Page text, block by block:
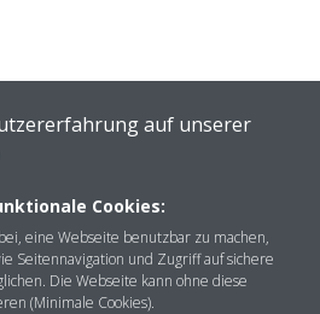
auf unserer
Cookies:
eine Webseite benutzbar zu machen,
Seitennavigation und Zugriff auf sichere
Die Webseite kann ohne diese
(Minimale Cookies).